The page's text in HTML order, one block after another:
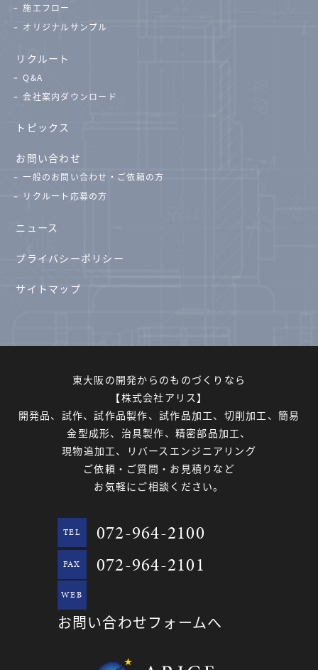
施工フロー
オリジナルサンプル
リクルート
Q&A
会社案内ダウンロード
トピックス
お問い合わせ
一般のお問い合わせ・ご依頼の方
リクルート応募の方
ニュース
プライバシーポリシー
サイトマップ
東大阪の開発からのものづくりなら
【株式会社アリス】
開発品、試作、試作品製作、試作品加工、切削加工、簡易
金型成形、治具製作、精密部品加工、
現物追加工、リバースエンジニアリング
ご依頼・ご質問・お見積りなど
お気軽にご相談ください。
TEL 072-964-2100
FAX 072-964-2101
WEB
お問い合わせフォームへ